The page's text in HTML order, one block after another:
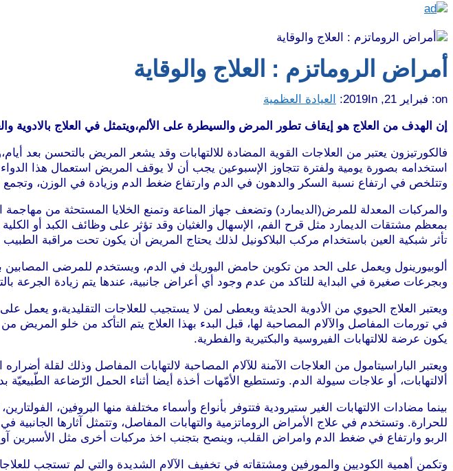
أمراض الروماتزم : العلاج والوقاية
on: فبراير 21, 2019 In: العيادة العظمية
إن الهدف من العلاج هو إيقاف تطور المرض والسيطرة على الألم،ويتمثل في العلاج بالادوية
فالكورتيزون يعتبر من العلاجات القوية المضادة للالتهابات وقد يشعر المريض بالتحسن
استخدامه بصورة يومية ولفترة تتجاوز الإسبوعين يجب أن لا يوقف المريض استعمال هذا
وتتلخص في ارتفاع نسبة السكر والدهون في الدم وارتفاع ضغط الدم وزيادة في الوزن،
والمركبات المعدلة للمرض(الديمارد) وتضعف جهاز المناعة وتمنع الخلايا المستحثة من مهاجمة
بمعظم مشتقات الديمارد مثل قرح الفم، الإسهال والغثيان وقد تؤثر على وظائف الكبد أو
تأثر شبكية العين باستخدام مركب البلاكونيل لذلك يحتاج المريض أن يكون تحت مراقبة الطبيب
ألوبيورينول ويعمل على الحد من تكوين حامض اليوريك في الدم، ويستخدم للمرضى
وبجرعات صغيرة في البداية للتاكد من عدم وجود أي أعراض جانبية، عندها يتم زيادة الجرعة
ويعتبر العلاج الحيوي من الأدوية الحديثة ويعطى لمن لا يستجيب للعلاجات التقليدية،و
في تورمات المفاصل والآلام المصاحبة لها، قبل البدء بهذا العلاج يتم التأكد من خلو
يكون عرضة للالتهابات الفيروسية والبكتيرية والفطرية.
ويعتبر الباراسيتامول من العلاجات الآمنة للآلام المصاحبة لالتهابات المفاصل وذلك لقلة
ألالتهابات، أو علاجات سيولة الدم. وتستطيع الأمّهات أخذة أيضا أثناء الحمل الرّضاعة الطّبيعيّة
بينما مضادات الالتهابات الغير ستيرودية فتتوفر بأنواع وأسماء مختلفة منها البروفين،
للحرارة. وتستخدم في علاج الأمراض الروماتزمية والتهابات المفاصل، وتتمثل آثارها
الربو وارتفاع في ضغط الدم وامراض القلب، وينصح بتجنب اخذ مركبات أخرى مثل الأسبرين
وتكمن أهمية الكوديين والمورفين ومشتقاته في تخفيف الآلام الشديدة والتي لم تستجب